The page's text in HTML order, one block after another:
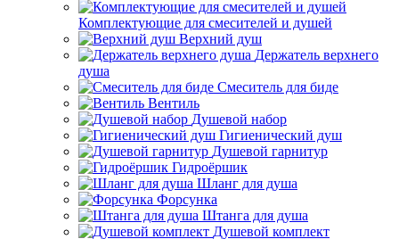
Комплектующие для смесителей и душей
Верхний душ
Держатель верхнего
душа
Смеситель для биде
Вентиль
Душевой набор
Гигиенический душ
Душевой гарнитур
Гидроёршик
Шланг для душа
Форсунка
Штанга для душа
Душевой комплект